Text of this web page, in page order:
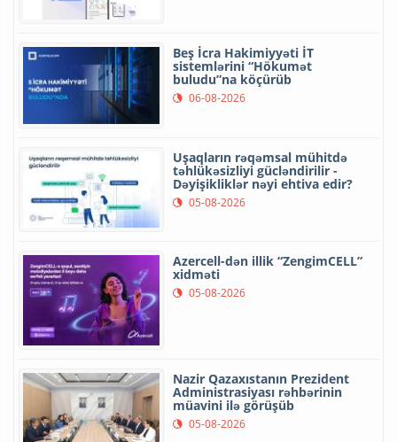
Beş İcra Hakimiyyəti İT
sistemlərini “Hökumət
buludu”na köçürüb
06-08-2026
Uşaqların rəqəmsal mühitdə
təhlükəsizliyi gücləndirilir -
Dəyişikliklər nəyi ehtiva edir?
05-08-2026
Azercell-dən illik “ZengimCELL”
xidməti
05-08-2026
Nazir Qazaxıstanın Prezident
Administrasiyası rəhbərinin
müavini ilə görüşüb
05-08-2026